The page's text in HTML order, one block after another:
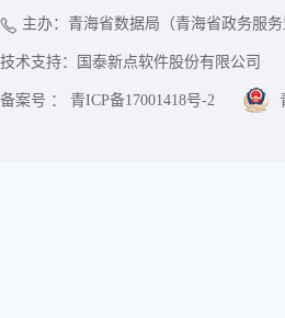
主办：青海省数据局（青海省政务服务
技术支持：国泰新点软件股份有限公司
备案号 ： 青ICP备17001418号-2